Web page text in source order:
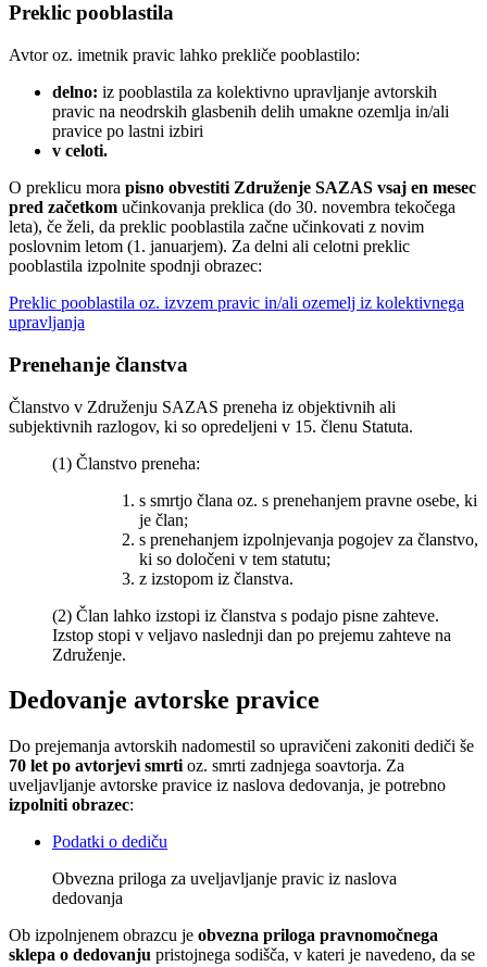
Preklic pooblastila
Avtor oz. imetnik pravic lahko prekliče pooblastilo:
delno: iz pooblastila za kolektivno upravljanje avtorskih
pravic na neodrskih glasbenih delih umakne ozemlja in/ali
pravice po lastni izbiri
v celoti.
O preklicu mora pisno obvestiti Združenje SAZAS vsaj en mesec
pred začetkom učinkovanja preklica (do 30. novembra tekočega
leta), če želi, da preklic pooblastila začne učinkovati z novim
poslovnim letom (1. januarjem). Za delni ali celotni preklic
pooblastila izpolnite spodnji obrazec:
Preklic pooblastila oz. izvzem pravic in/ali ozemelj iz kolektivnega
upravljanja
Prenehanje članstva
Članstvo v Združenju SAZAS preneha iz objektivnih ali
subjektivnih razlogov, ki so opredeljeni v 15. členu Statuta.
(1) Članstvo preneha:
s smrtjo člana oz. s prenehanjem pravne osebe, ki
je član;
s prenehanjem izpolnjevanja pogojev za članstvo,
ki so določeni v tem statutu;
z izstopom iz članstva.
(2) Član lahko izstopi iz članstva s podajo pisne zahteve.
Izstop stopi v veljavo naslednji dan po prejemu zahteve na
Združenje.
Dedovanje avtorske pravice
Do prejemanja avtorskih nadomestil so upravičeni zakoniti dediči še
70 let po avtorjevi smrti oz. smrti zadnjega soavtorja. Za
uveljavljanje avtorske pravice iz naslova dedovanja, je potrebno
izpolniti obrazec:
Podatki o dediču
Obvezna priloga za uveljavljanje pravic iz naslova
dedovanja
Ob izpolnjenem obrazcu je obvezna priloga pravnomočnega
sklepa o dedovanju pristojnega sodišča, v kateri je navedeno, da se